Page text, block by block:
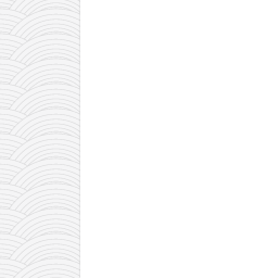
duhovni otac
zabranjena istorija
porodične priče
umesto tvitera